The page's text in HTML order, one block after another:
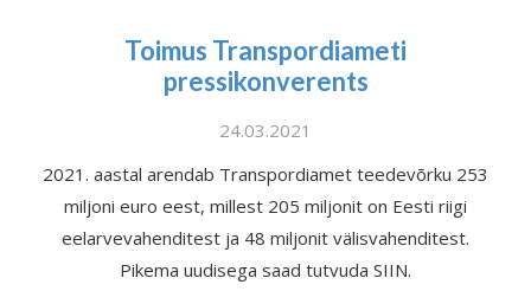
Toimus Transpordiameti
pressikonverents
24.03.2021
2021. aastal arendab Transpordiamet teedevõrku 253
miljoni euro eest, millest 205 miljonit on Eesti riigi
eelarvevahenditest ja 48 miljonit välisvahenditest.
Pikema uudisega saad tutvuda SIIN.